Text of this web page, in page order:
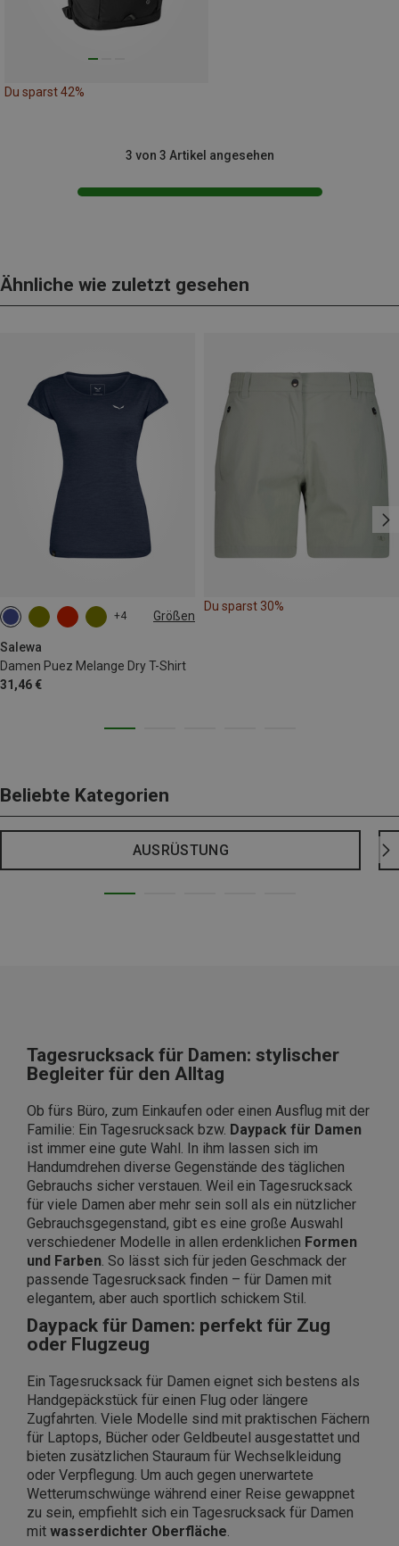
Du sparst 42%
3 von 3 Artikel angesehen
Ähnliche wie zuletzt gesehen
+4 Größen
Salewa
Damen Puez Melange Dry T-Shirt
31,46 €
M L XL XXL
Du sparst 30%
Beliebte Kategorien
AUSRÜSTUNG
Tagesrucksack für Damen: stylischer
Begleiter für den Alltag
Ob fürs Büro, zum Einkaufen oder einen Ausflug mit der
Familie: Ein Tagesrucksack bzw. Daypack für Damen
ist immer eine gute Wahl. In ihm lassen sich im
Handumdrehen diverse Gegenstände des täglichen
Gebrauchs sicher verstauen. Weil ein Tagesrucksack
für viele Damen aber mehr sein soll als ein nützlicher
Gebrauchsgegenstand, gibt es eine große Auswahl
verschiedener Modelle in allen erdenklichen Formen
und Farben. So lässt sich für jeden Geschmack der
passende Tagesrucksack finden – für Damen mit
elegantem, aber auch sportlich schickem Stil.
Daypack für Damen: perfekt für Zug
oder Flugzeug
Ein Tagesrucksack für Damen eignet sich bestens als
Handgepäckstück für einen Flug oder längere
Zugfahrten. Viele Modelle sind mit praktischen Fächern
für Laptops, Bücher oder Geldbeutel ausgestattet und
bieten zusätzlichen Stauraum für Wechselkleidung
oder Verpflegung. Um auch gegen unerwartete
Wetterumschwünge während einer Reise gewappnet
zu sein, empfiehlt sich ein Tagesrucksack für Damen
mit wasserdichter Oberfläche.